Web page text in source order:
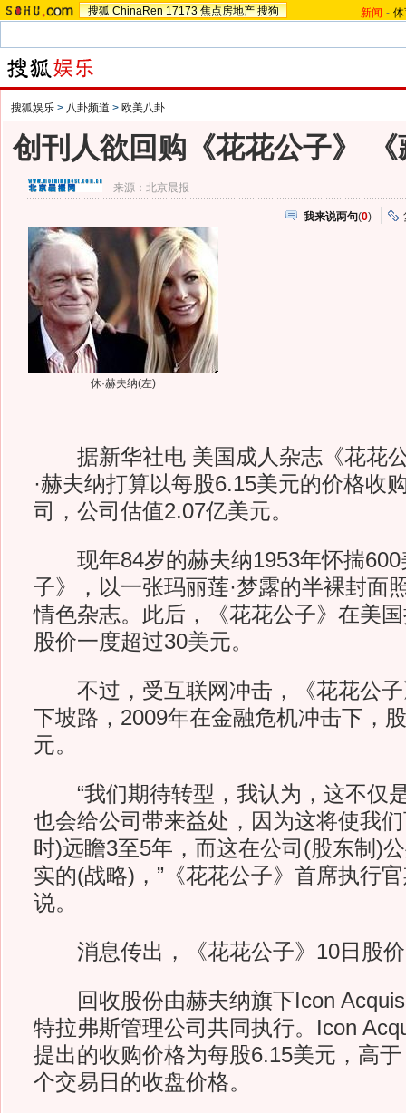
搜狐 ChinaRen 17173 焦点房地产 搜狗 新闻 -
搜狐娱乐 > 八卦频道 > 欧美八卦
创刊人欲回购《花花公子》
来源： 北京晨报
我来说两句(0)
休·赫夫纳(左)
据新华社电 美国成人杂志《花花
·赫夫纳打算以每股6.15美元的价格收
司，公司估值2.07亿美元。
现年84岁的赫夫纳1953年怀揣600
子》，以一张玛丽莲·梦露的半裸封面
情色杂志。此后，《花花公子》在美
股价一度超过30美元。
不过，受互联网冲击，《花花公子
下坡路，2009年在金融危机冲击下，
元。
“我们期待转型，我认为，这不仅
也会给公司带来益处，因为这将使我
时)远瞻3至5年，而这在公司(股东制)
实的(战略)，”《花花公子》首席执行
说。
消息传出，《花花公子》10日股价
回收股份由赫夫纳旗下Icon
特拉弗斯管理公司共同执行。Icon
提出的收购价格为每股6.15美元，高
个交易日的收盘价格。